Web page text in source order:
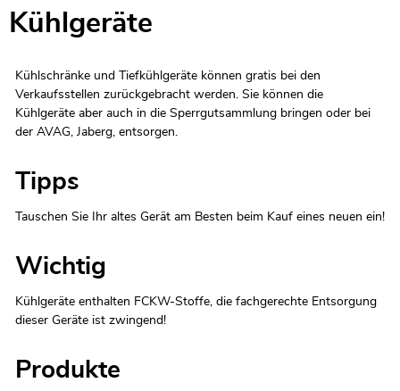
Kühlgeräte
Kühlschränke und Tiefkühlgeräte können gratis bei den
Verkaufsstellen zurückgebracht werden. Sie können die
Kühlgeräte aber auch in die Sperrgutsammlung bringen oder bei
der AVAG, Jaberg, entsorgen.
Tipps
Tauschen Sie Ihr altes Gerät am Besten beim Kauf eines neuen ein!
Wichtig
Kühlgeräte enthalten FCKW-Stoffe, die fachgerechte Entsorgung
dieser Geräte ist zwingend!
Produkte